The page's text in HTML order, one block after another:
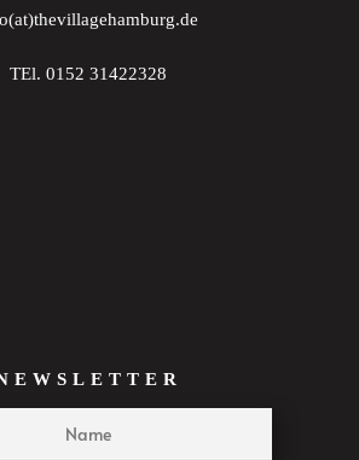
TEl. 0152 31422328